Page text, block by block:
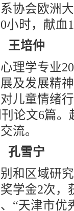
协会欧洲
小时，献血
培仲
学专业
及发展精
儿童情绪
论文6篇
流。
雪宁
区域研究
学金2次，
“天津市优